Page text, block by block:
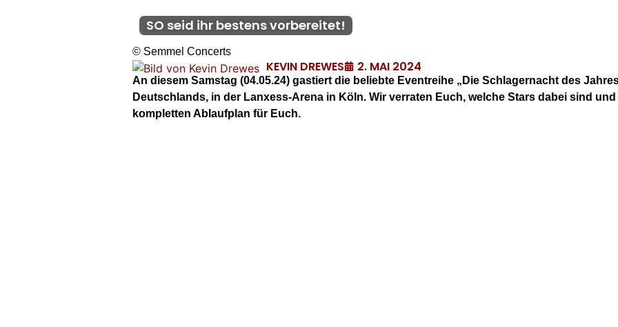
SO seid ihr bestens vorbereitet!
© Semmel Concerts
KEVIN DREWES 2. MAI 2024
An diesem Samstag (04.05.24) gastiert die beliebte Eventreihe „Die Schlagernacht des
Deutschlands, in der Lanxess-Arena in Köln. Wir verraten Euch, welche Stars dabei sind
kompletten Ablaufplan für Euch.